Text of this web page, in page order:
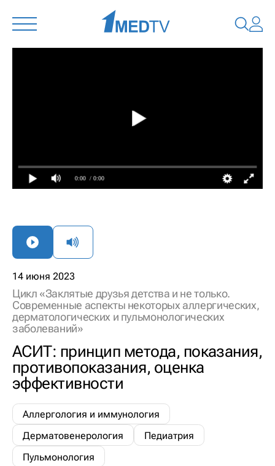
0:00 / 0:00
14 июня 2023
Цикл «Заклятые друзья детства и не только.
Современные аспекты некоторых аллергических,
дерматологических и пульмонологических
заболеваний»
АСИТ: принцип метода, показания,
противопоказания, оценка
эффективности
Аллергология и иммунология
Дерматовенерология
Педиатрия
Пульмонология